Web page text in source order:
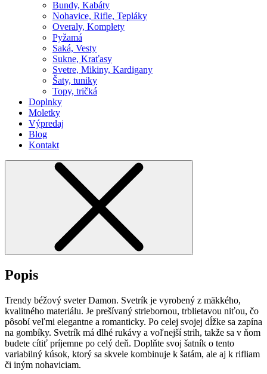
Bundy, Kabáty
Nohavice, Rifle, Tepláky
Overaly, Komplety
Pyžamá
Saká, Vesty
Sukne, Kraťasy
Svetre, Mikiny, Kardigany
Šaty, tuniky
Topy, tričká
Doplnky
Moletky
Výpredaj
Blog
Kontakt
Popis
Trendy béžový sveter Damon. Svetrík je vyrobený z mäkkého,
kvalitného materiálu. Je prešívaný striebornou, trblietavou niťou, čo
pôsobí veľmi elegantne a romanticky. Po celej svojej dĺžke sa zapína
na gombíky. Svetrík má dlhé rukávy a voľnejší strih, takže sa v ňom
budete cítiť príjemne po celý deň. Doplňte svoj šatník o tento
variabilný kúsok, ktorý sa skvele kombinuje k šatám, ale aj k rifliam
či iným nohaviciam.